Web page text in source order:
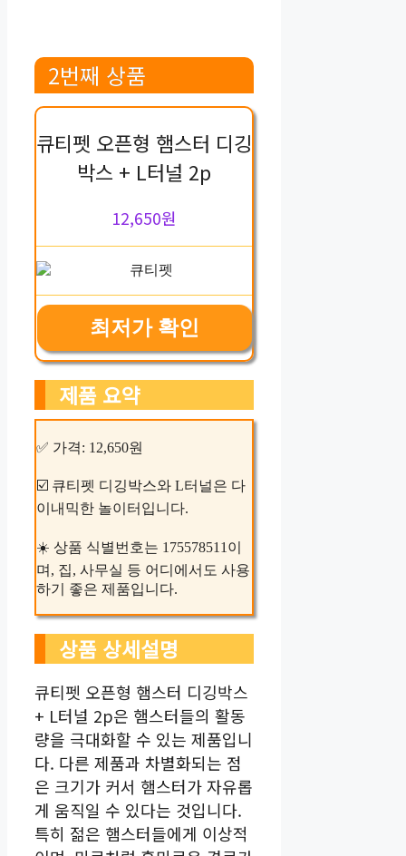
2번째 상품
큐티펫 오픈형 햄스터 디깅
박스 + L터널 2p
12,650원
최저가 확인
제품 요약
✅ 가격: 12,650원
☑️ 큐티펫 디깅박스와 L터널은 다
이내믹한 놀이터입니다.
☀️ 상품 식별번호는 175578511이
며, 집, 사무실 등 어디에서도 사용
하기 좋은 제품입니다.
상품 상세설명
큐티펫 오픈형 햄스터 디깅박스
+ L터널 2p은 햄스터들의 활동
량을 극대화할 수 있는 제품입니
다. 다른 제품과 차별화되는 점
은 크기가 커서 햄스터가 자유롭
게 움직일 수 있다는 것입니다.
특히 젊은 햄스터들에게 이상적